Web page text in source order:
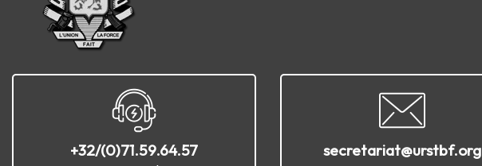
+32/(0)71.59.64.57 secretariat@urstbf.org